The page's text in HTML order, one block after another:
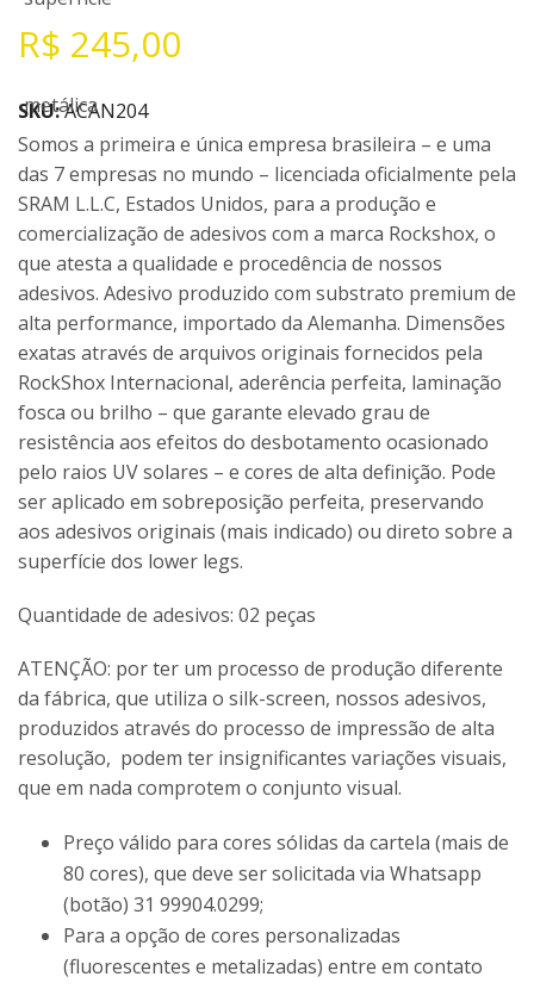
R$ 245,00
SKU:ACAN204
Somos a primeira e única empresa brasileira – e uma
das 7 empresas no mundo – licenciada oficialmente pela
SRAM L.L.C, Estados Unidos, para a produção e
comercialização de adesivos com a marca Rockshox, o
que atesta a qualidade e procedência de nossos
adesivos. Adesivo produzido com substrato premium de
alta performance, importado da Alemanha. Dimensões
exatas através de arquivos originais fornecidos pela
RockShox Internacional, aderência perfeita, laminação
fosca ou brilho – que garante elevado grau de
resistência aos efeitos do desbotamento ocasionado
pelo raios UV solares – e cores de alta definição. Pode
ser aplicado em sobreposição perfeita, preservando
aos adesivos originais (mais indicado) ou direto sobre a
superfície dos lower legs.
Quantidade de adesivos: 02 peças
ATENÇÃO: por ter um processo de produção diferente
da fábrica, que utiliza o silk-screen, nossos adesivos,
produzidos através do processo de impressão de alta
resolução, podem ter insignificantes variações visuais,
que em nada comprotem o conjunto visual.
Preço válido para cores sólidas da cartela (mais de
80 cores), que deve ser solicitada via Whatsapp
(botão) 31 99904.0299;
Para a opção de cores personalizadas
(fluorescentes e metalizadas) entre em contato